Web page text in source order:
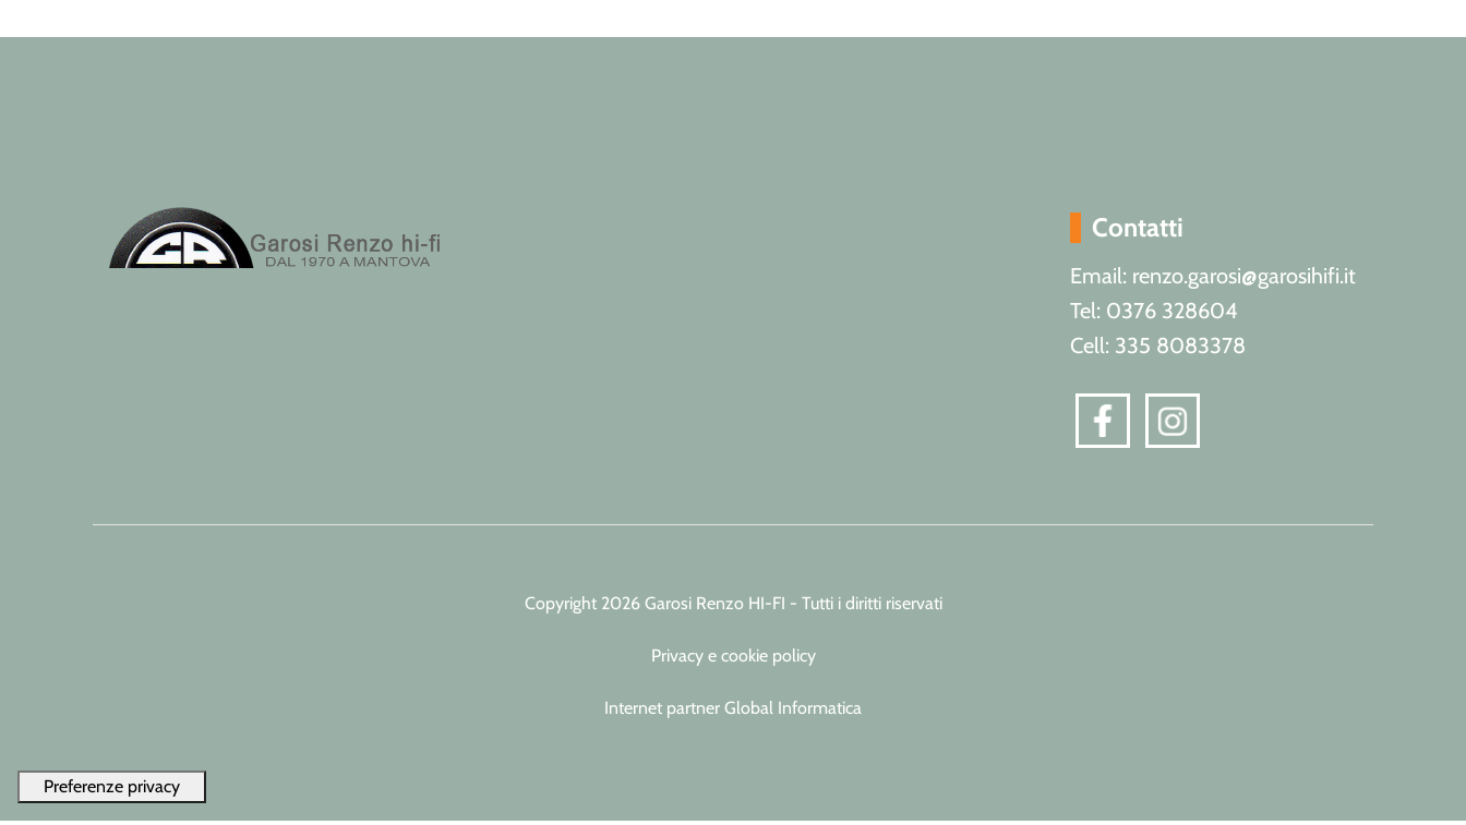
Contatti
Email: renzo.garosi@garosihifi.it
Tel: 0376 328604
Cell: 335 8083378
Copyright 2026 Garosi Renzo HI-FI - Tutti i diritti riservati
Privacy e cookie policy
Internet partner Global Informatica